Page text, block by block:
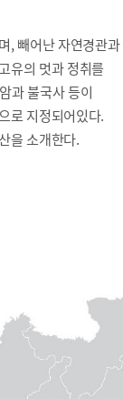
, 빼어난 자연경관과
유의 멋과 정취를
과 불국사 등이
로 지정되어있다.
을 소개한다.